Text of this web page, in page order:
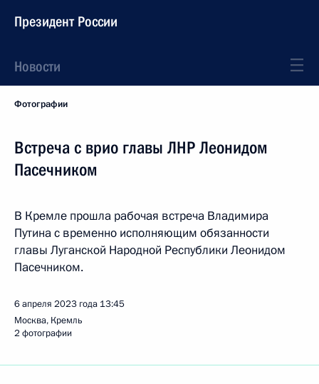
Президент России
Новости
Фотографии
Встреча с врио главы ЛНР Леонидом
Пасечником
В Кремле прошла рабочая встреча Владимира
Путина с временно исполняющим обязанности
главы Луганской Народной Республики Леонидом
Пасечником.
6 апреля 2023 года 13:45
Москва, Кремль
2 фотографии